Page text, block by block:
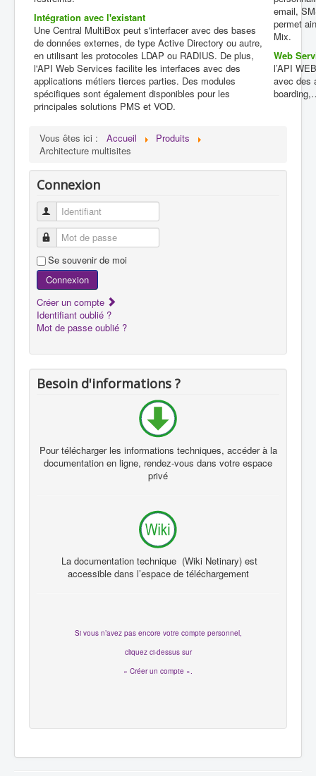
Intégration avec l'existant
Une Central MultiBox peut s'interfacer avec des bases
de données externes, de type Active Directory ou autre,
en utilisant les protocoles LDAP ou RADIUS. De plus,
l'API Web Services facilite les interfaces avec des
applications métiers tierces parties. Des modules
spécifiques sont également disponibles pour les
principales solutions PMS et VOD.
email,
permet
Mix.
Web
l’API
avec des
Vous êtes ici : Accueil
Produits
Architecture multisites
Connexion
Identifiant
Mot de passe
Se souvenir de moi
Connexion
Créer un compte
Identifiant oublié ?
Mot de passe oublié ?
Besoin d'informations ?
Pour télécharger les informations techniques, accéder à la
documentation en ligne, rendez-vous dans votre espace
privé
La documentation technique (Wiki Netinary) est
accessible dans l’espace de téléchargement
Si vous n’avez pas encore votre compte personnel,
cliquez ci-dessus sur
« Créer un compte ».